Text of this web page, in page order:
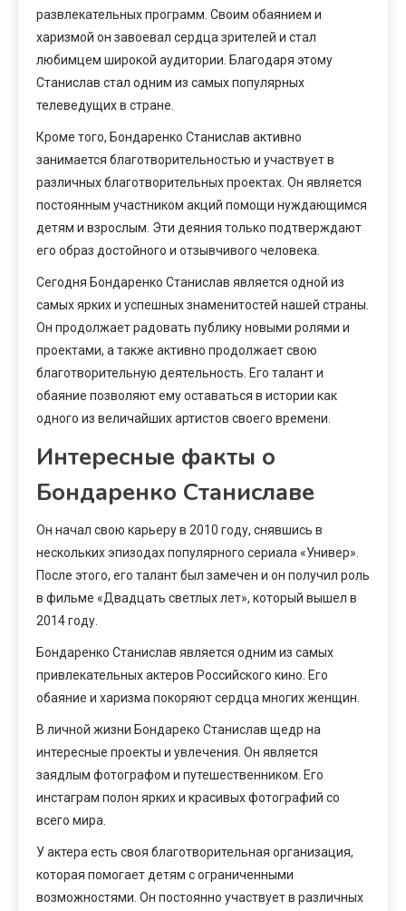
развлекательных программ. Своим обаянием и
харизмой он завоевал сердца зрителей и стал
любимцем широкой аудитории. Благодаря этому
Станислав стал одним из самых популярных
телеведущих в стране.
Кроме того, Бондаренко Станислав активно
занимается благотворительностью и участвует в
различных благотворительных проектах. Он является
постоянным участником акций помощи нуждающимся
детям и взрослым. Эти деяния только подтверждают
его образ достойного и отзывчивого человека.
Сегодня Бондаренко Станислав является одной из
самых ярких и успешных знаменитостей нашей страны.
Он продолжает радовать публику новыми ролями и
проектами, а также активно продолжает свою
благотворительную деятельность. Его талант и
обаяние позволяют ему оставаться в истории как
одного из величайших артистов своего времени.
Интересные факты о
Бондаренко Станиславе
Он начал свою карьеру в 2010 году, снявшись в
нескольких эпизодах популярного сериала «Универ».
После этого, его талант был замечен и он получил роль
в фильме «Двадцать светлых лет», который вышел в
2014 году.
Бондаренко Станислав является одним из самых
привлекательных актеров Российского кино. Его
обаяние и харизма покоряют сердца многих женщин.
В личной жизни Бондареко Станислав щедр на
интересные проекты и увлечения. Он является
заядлым фотографом и путешественником. Его
инстаграм полон ярких и красивых фотографий со
всего мира.
У актера есть своя благотворительная организация,
которая помогает детям с ограниченными
возможностями. Он постоянно участвует в различных